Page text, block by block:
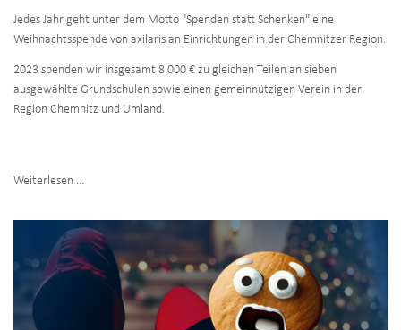
Jedes Jahr geht unter dem Motto "Spenden statt Schenken" eine
Weihnachtsspende von axilaris an Einrichtungen in der Chemnitzer Region.
2023 spenden wir insgesamt 8.000 € zu gleichen Teilen an sieben
ausgewählte Grundschulen sowie einen gemeinnützigen Verein in der
Region Chemnitz und Umland.
Weiterlesen …
–
8.000
€
für